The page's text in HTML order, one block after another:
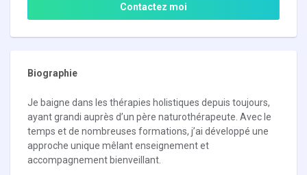
Contactez moi
Biographie
Je baigne dans les thérapies holistiques depuis toujours,
ayant grandi auprès d’un père naturothérapeute. Avec le
temps et de nombreuses formations, j’ai développé une
approche unique mêlant enseignement et
accompagnement bienveillant.